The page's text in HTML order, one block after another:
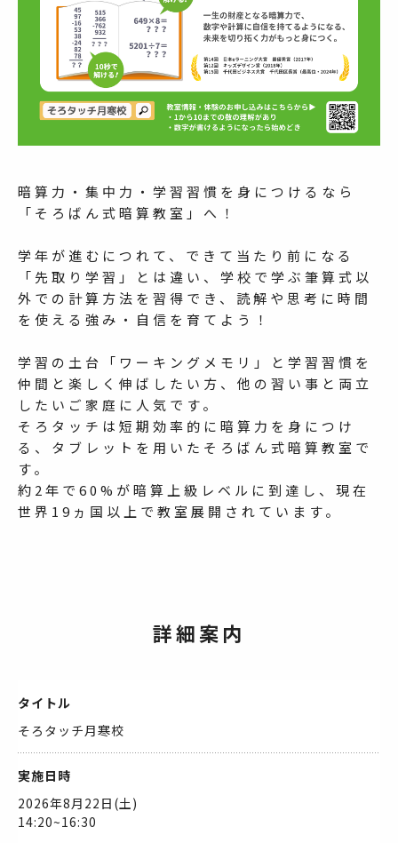
暗算力・集中力・学習習慣を身につけるなら
「そろばん式暗算教室」へ！
学年が進むにつれて、できて当たり前になる
「先取り学習」とは違い、学校で学ぶ筆算式以
外での計算方法を習得でき、読解や思考に時間
を使える強み・自信を育てよう！
学習の土台「ワーキングメモリ」と学習習慣を
仲間と楽しく伸ばしたい方、他の習い事と両立
したいご家庭に人気です。
そろタッチは短期効率的に暗算力を身につけ
る、タブレットを用いたそろばん式暗算教室で
す。
約2年で60%が暗算上級レベルに到達し、現在
世界19ヵ国以上で教室展開されています。
詳細案内
タイトル
そろタッチ月寒校
実施日時
2026年8月22日(土)
14:20~16:30